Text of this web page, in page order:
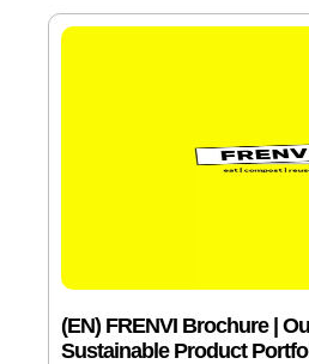
(EN) FRENVI Brochure |
Sustainable Product